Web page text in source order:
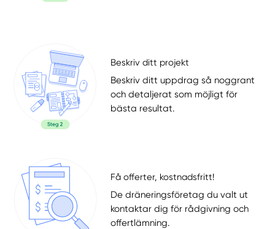
Beskriv ditt projekt
Beskriv ditt uppdrag så noggrant
och detaljerat som möjligt för
bästa resultat.
Få offerter, kostnadsfritt!
De dräneringsföretag du valt ut
kontaktar dig för rådgivning och
offertlämning.